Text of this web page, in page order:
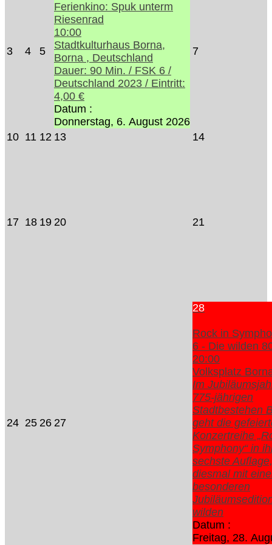
3 4 5
Ferienkino: Spuk unterm
Riesenrad
10:00
Stadtkulturhaus Borna,
Borna , Deutschland
Dauer: 90 Min. / FSK 6 /
Deutschland 2023 / Eintritt:
4,00 €
Datum :
Donnerstag, 6. August 2026
7
10 11 12 13 14
17 18 19 20 21
24 25 26 27
28
Rock in
6 - Die wilden
20:00
Volksplatz
Im
775-jährigen
Stadtbestehen
geht die
Konzertreihe
Symphony“ in
sechste Auflage,
diesmal mit
besonderen
wilden
Datum :
Freitag, 28.